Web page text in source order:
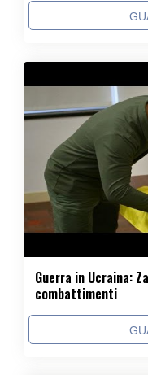
Guerra in Ucraina:
combattimenti